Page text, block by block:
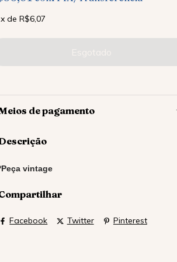
x de R$6,07
de pagamento
vintage
Facebook Twitter Pinterest